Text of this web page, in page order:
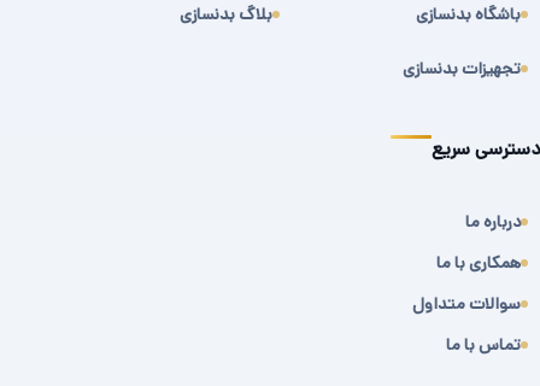
باشگاه بدنسازی
تجهیزات بدنسازی
بلاگ بدنسازی
دسترسی سریع
درباره ما
همکاری با ما
سوالات متداول
تماس با ما